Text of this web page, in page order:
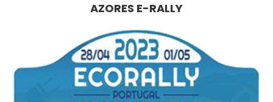
AZORES E-RALLY